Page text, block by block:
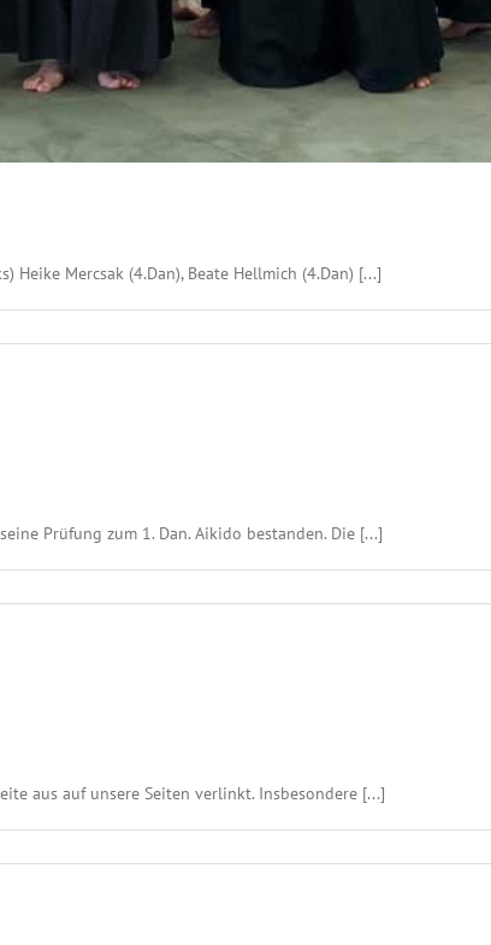
Mercsak (4.Dan), Beate Hellmich (4.Dan) [...]
Prüfung zum 1. Dan. Aikido bestanden. Die [...]
aus auf unsere Seiten verlinkt. Insbesondere [...]